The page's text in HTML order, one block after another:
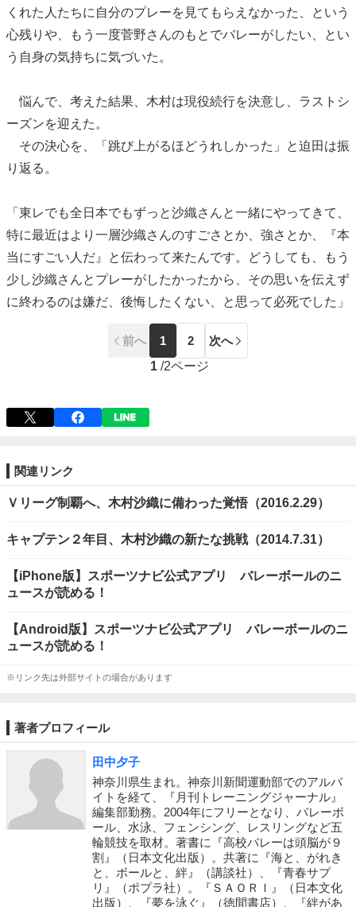
くれた人たちに自分のプレーを見てもらえなかった、という
心残りや、もう一度菅野さんのもとでバレーがしたい、とい
う自身の気持ちに気づいた。
悩んで、考えた結果、木村は現役続行を決意し、ラストシ
ーズンを迎えた。
その決心を、「跳び上がるほどうれしかった」と迫田は振
り返る。
「東レでも全日本でもずっと沙織さんと一緒にやってきて、
特に最近はより一層沙織さんのすごさとか、強さとか、『本
当にすごい人だ』と伝わって来たんです。どうしても、もう
少し沙織さんとプレーがしたかったから、その思いを伝えず
に終わるのは嫌だ、後悔したくない、と思って必死でした」
前へ 1 2
次へ
1 /2ページ
関連リンク
Ｖリーグ制覇へ、木村沙織に備わった覚悟（2016.2.29）
キャプテン２年目、木村沙織の新たな挑戦（2014.7.31）
【iPhone版】スポーツナビ公式アプリ バレーボールのニ
ュースが読める！
【Android版】スポーツナビ公式アプリ バレーボールのニ
ュースが読める！
※リンク先は外部サイトの場合があります
著者プロフィール
田中夕子
神奈川県生まれ。神奈川新聞運動部でのアルバ
イトを経て、『月刊トレーニングジャーナル』
編集部勤務。2004年にフリーとなり、バレーボ
ール、水泳、フェンシング、レスリングなど五
輪競技を取材。著書に『高校バレーは頭脳が９
割』（日本文化出版）。共著に『海と、がれき
と、ボールと、絆』（講談社）、『青春サプ
リ』（ポプラ社）。『ＳＡＯＲＩ』（日本文化
出版）、『夢を泳ぐ』（徳間書店）、『絆があ